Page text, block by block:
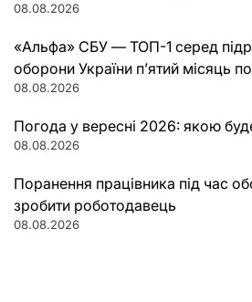
08.08.2026
«Альфа» СБУ — ТОП-1 серед
оборони України п’ятий місяць
08.08.2026
Погода у вересні 2026: якою
08.08.2026
Поранення працівника під час
зробити роботодавець
08.08.2026